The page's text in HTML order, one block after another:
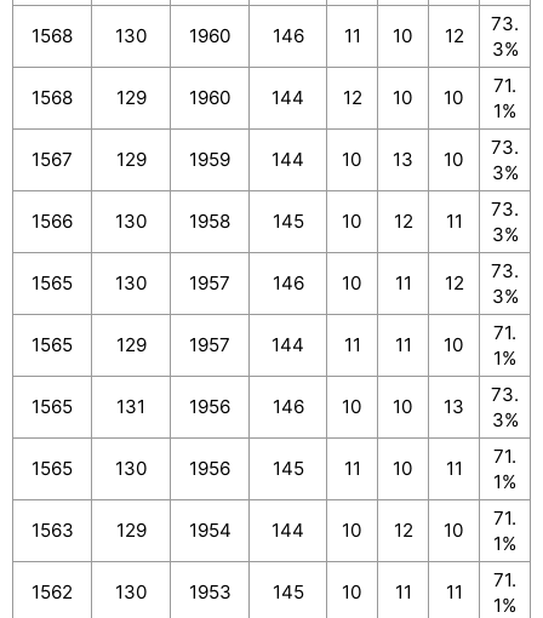
1568 130 1960 146 11 10 12
73.
3%
1568 129 1960 144 12 10 10
71.
1%
1567 129 1959 144 10 13 10
73.
3%
1566 130 1958 145 10 12 11
73.
3%
1565 130 1957 146 10 11 12
73.
3%
1565 129 1957 144 11 11 10
71.
1%
1565 131 1956 146 10 10 13
73.
3%
1565 130 1956 145 11 10 11
71.
1%
1563 129 1954 144 10 12 10
71.
1%
1562 130 1953 145 10 11 11
71.
1%